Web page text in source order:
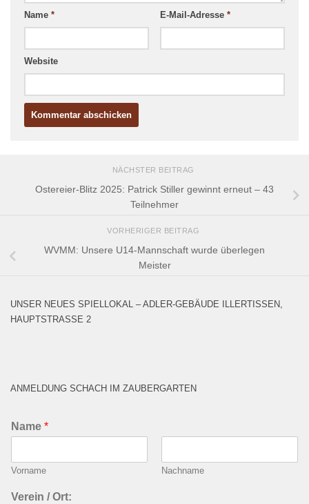
Name * E-Mail-Adresse *
Website
NÄCHSTER BEITRAG
Ostereier-Blitz 2025: Patrick Stiller gewinnt erneut – 43
Teilnehmer
VORHERIGER BEITRAG
WVMM: Unsere U14-Mannschaft wurde überlegen
Meister
UNSER NEUES SPIELLOKAL – ADLER-GEBÄUDE ILLERTISSEN,
HAUPTSTRASSE 2
ANMELDUNG SCHACH IM ZAUBERGARTEN
Name *
Vorname Nachname
Verein / Ort: